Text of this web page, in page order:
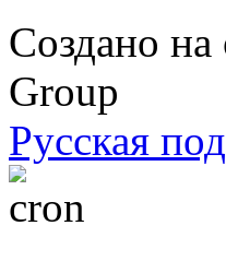
Создано на
Group
Русская